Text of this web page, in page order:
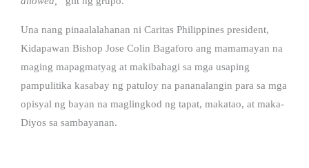
Una nang pinaalalahanan ni Caritas Philippines president,
Kidapawan Bishop Jose Colin Bagaforo ang mamamayan na
maging mapagmatyag at makibahagi sa mga usaping
pampulitika kasabay ng patuloy na pananalangin para sa mga
opisyal ng bayan na maglingkod ng tapat, makatao, at maka-
Diyos sa sambayanan.